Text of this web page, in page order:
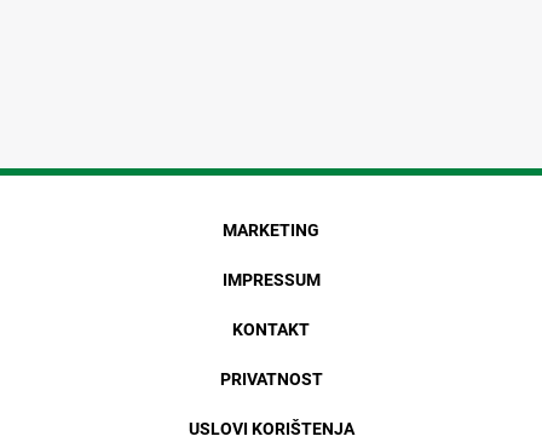
MARKETING
IMPRESSUM
KONTAKT
PRIVATNOST
USLOVI KORIŠTENJA